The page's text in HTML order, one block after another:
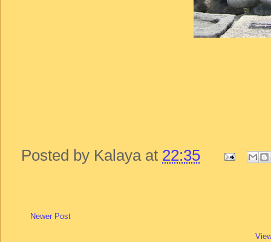
Posted by Kalaya at 22:35
Newer Post